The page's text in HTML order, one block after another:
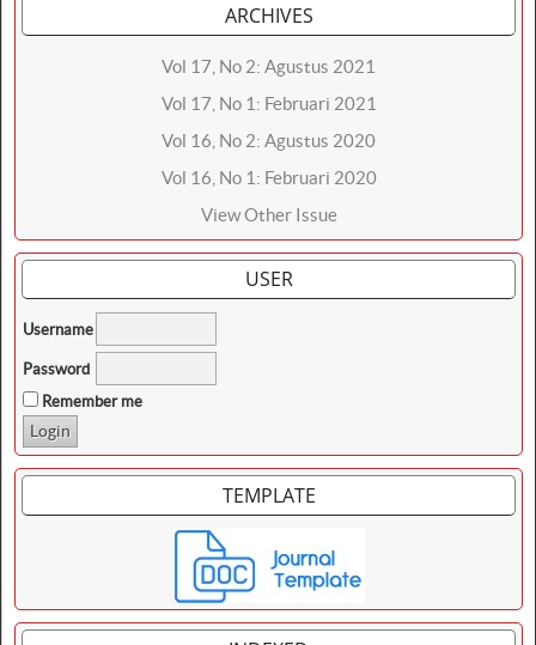
ARCHIVES
Vol 17, No 2: Agustus 2021
Vol 17, No 1: Februari 2021
Vol 16, No 2: Agustus 2020
Vol 16, No 1: Februari 2020
View Other Issue
USER
Username
Password
Remember me
TEMPLATE